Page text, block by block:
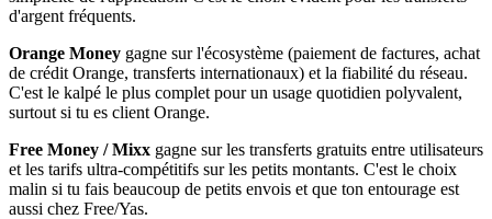
d'argent fréquents.
Orange Money gagne sur l'écosystème (paiement de factures, achat
de crédit Orange, transferts internationaux) et la fiabilité du réseau.
C'est le kalpé le plus complet pour un usage quotidien polyvalent,
surtout si tu es client Orange.
Free Money / Mixx gagne sur les transferts gratuits entre utilisateurs
et les tarifs ultra-compétitifs sur les petits montants. C'est le choix
malin si tu fais beaucoup de petits envois et que ton entourage est
aussi chez Free/Yas.